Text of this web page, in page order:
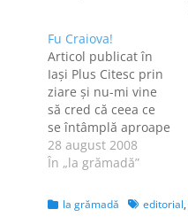
am răbdare să citesc
un articol de trei-
patru-cinci pagini,
într-o revistă, da.
Plus…
Fu Craiova!
Articol publicat în
Iaşi Plus Citesc prin
ziare şi nu-mi vine
să cred că ceea ce
se întâmplă aproape
cu regularitate în
Craiova este aici, la
cutremurător să vezi
28 august 2008
În „la grămadă”
Categories
la grămadă Tagseditorial,